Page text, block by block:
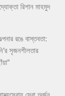
রিশান মাহমুদ
রঙে বাস্তবতা:
সৃজনশীলতার